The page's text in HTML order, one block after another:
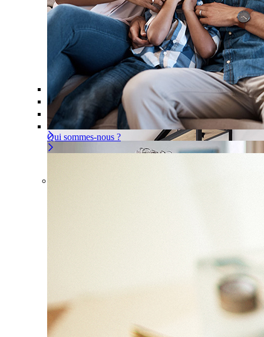
Offre À la carte Gérer ou déléguer votre sécurité, à vous
Pour un appartement Une installation adaptée à votre
Les problèmes couverts
Qui sommes-nous ?